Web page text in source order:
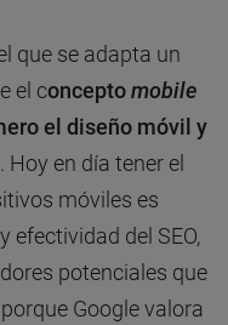
que se adapta un
el conceptomobile
el diseño móvil y
. Hoy en día tener el
móviles es
efectividad del SEO,
potenciales que
Google valora